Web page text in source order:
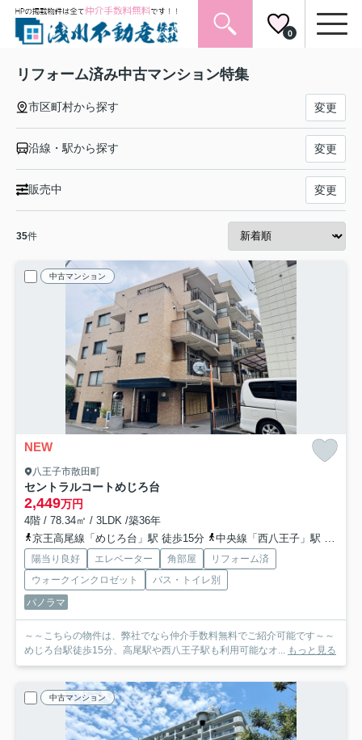
0
リフォーム済み中古マンション特集
市区町村から探す 変更
沿線・駅から探す 変更
販売中 変更
35件
中古マンション
NEW
八王子市散田町
セントラルコートめじろ台
2,449万円
4階 / 78.34㎡ / 3LDK /築36年
京王高尾線「めじろ台」駅 徒歩15分
中央線「西八王子」駅 徒歩25分
陽当り良好 エレベーター 角部屋
リフォーム済
ウォークインクロゼット
バス・トイレ別
パノラマ
～～こちらの物件は、弊社でなら仲介手数料無料でご紹介可能です～～
めじろ台駅徒歩15分、高尾駅や西八王子駅も利用可能なオ...
もっと見る
中古マンション